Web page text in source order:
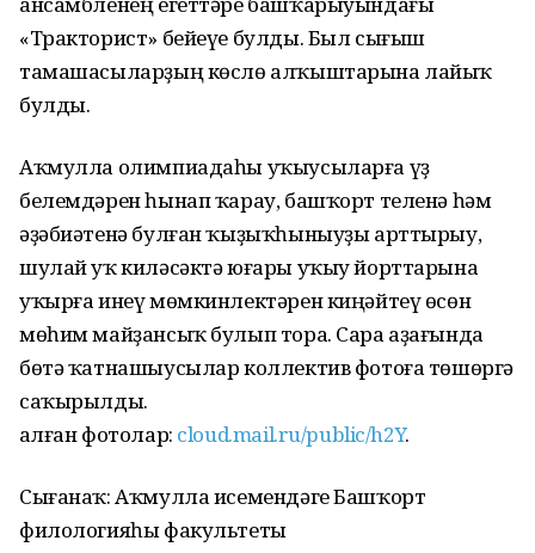
«Тракторист» бейеүе булды. Был сығыш
тамашасыларҙың көслө алҡыштарына лайыҡ
булды.
Аҡмулла олимпиадаһы уҡыусыларға үҙ
белемдәрен һынап ҡарау, башҡорт теленә һәм
әҙәбиәтенә булған ҡыҙыҡһыныуҙы арттырыу,
шулай уҡ киләсәктә юғары уҡыу йорттарына
уҡырға инеү мөмкинлектәрен киңәйтеү өсөн
мөһим майҙансыҡ булып тора. Сара аҙағында
бөтә ҡатнашыусылар коллектив фотоға төшөргә
саҡырылды.
Ҡалған фотолар: cloud.mail.ru/public/h2Y.
Сығанаҡ: Аҡмулла исемендәге Башҡорт
филологияһы факультеты